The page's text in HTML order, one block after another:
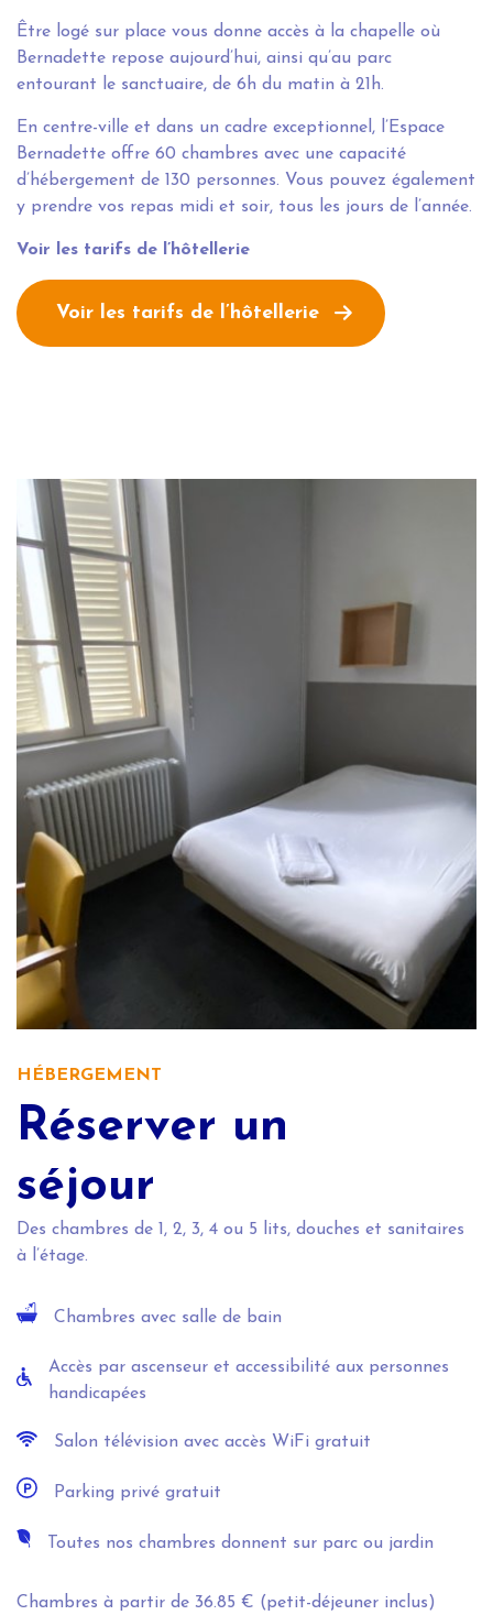
Être logé sur place vous donne accès à la chapelle où
Bernadette repose aujourd’hui, ainsi qu’au parc
entourant le sanctuaire, de 6h du matin à 21h.
En centre-ville et dans un cadre exceptionnel, l’Espace
Bernadette offre 60 chambres avec une capacité
d’hébergement de 130 personnes. Vous pouvez également
y prendre vos repas midi et soir, tous les jours de l’année.
Voir les tarifs de l’hôtellerie
Voir les tarifs de l’hôtellerie
HÉBERGEMENT
Réserver un
séjour
Des chambres de 1, 2, 3, 4 ou 5 lits, douches et sanitaires
à l’étage.
Chambres avec salle de bain
Accès par ascenseur et accessibilité aux personnes
handicapées
Salon télévision avec accès WiFi gratuit
Parking privé gratuit
Toutes nos chambres donnent sur parc ou jardin
Chambres à partir de 36.85 € (petit-déjeuner inclus)